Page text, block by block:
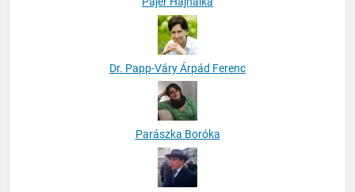
Dr. Papp-Váry Árpád Ferenc
Parászka Boróka